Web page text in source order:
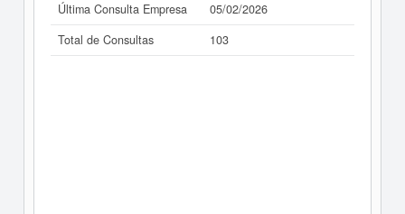
Última Consulta Empresa
05/02/2026
Total de Consultas
103